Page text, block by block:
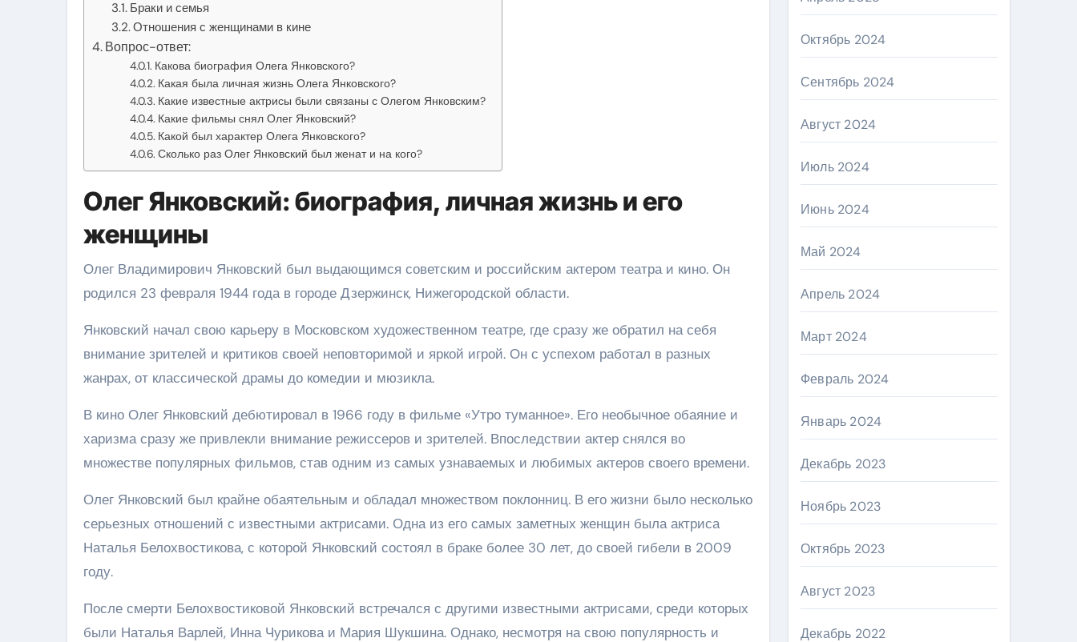
Браки и семья
Отношения с женщинами в кине
Вопрос-ответ:
Какова биография Олега Янковского?
Какая была личная жизнь Олега Янковского?
Какие известные актрисы были связаны с Олегом Янковским?
Какие фильмы снял Олег Янковский?
Какой был характер Олега Янковского?
Сколько раз Олег Янковский был женат и на кого?
Олег Янковский: биография, личная жизнь и его
женщины
Олег Владимирович Янковский был выдающимся советским и российским актером театра и кино. Он
родился 23 февраля 1944 года в городе Дзержинск, Нижегородской области.
Янковский начал свою карьеру в Московском художественном театре, где сразу же обратил на себя
внимание зрителей и критиков своей неповторимой и яркой игрой. Он с успехом работал в разных
жанрах, от классической драмы до комедии и мюзикла.
В кино Олег Янковский дебютировал в 1966 году в фильме «Утро туманное». Его необычное обаяние и
харизма сразу же привлекли внимание режиссеров и зрителей. Впоследствии актер снялся во
множестве популярных фильмов, став одним из самых узнаваемых и любимых актеров своего времени.
Олег Янковский был крайне обаятельным и обладал множеством поклонниц. В его жизни было несколько
серьезных отношений с известными актрисами. Одна из его самых заметных женщин была актриса
Наталья Белохвостикова, с которой Янковский состоял в браке более 30 лет, до своей гибели в 2009
году.
После смерти Белохвостиковой Янковский встречался с другими известными актрисами, среди которых
были Наталья Варлей, Инна Чурикова и Мария Шукшина. Однако, несмотря на свою популярность и
Октябрь 2024
Сентябрь 2024
Август 2024
Июль 2024
Июнь 2024
Май 2024
Апрель 2024
Март 2024
Февраль 2024
Январь 2024
Декабрь 2023
Ноябрь 2023
Октябрь 2023
Август 2023
Декабрь 2022